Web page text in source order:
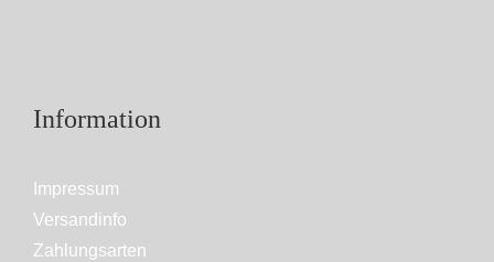
Information
Impressum
Versandinfo
Zahlungsarten